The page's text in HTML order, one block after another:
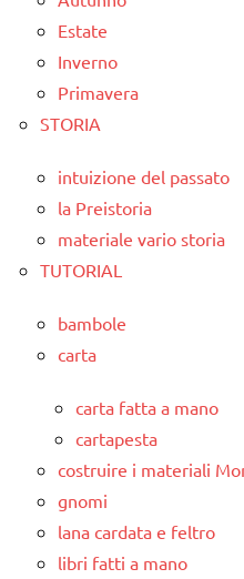
Estate
Inverno
Primavera
STORIA
intuizione del passato
la Preistoria
materiale vario storia
TUTORIAL
bambole
carta
carta fatta a mano
cartapesta
costruire i materiali
gnomi
lana cardata e feltro
libri fatti a mano